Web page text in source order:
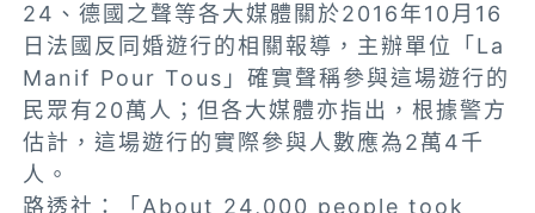
24、德國之聲等各大媒體關於2016年10月16
日法國反同婚遊行的相關報導，主辦單位「La
Manif Pour Tous」確實聲稱參與這場遊行的
民眾有20萬人；但各大媒體亦指出，根據警方
估計，這場遊行的實際參與人數應為2萬4千
人。
路透社：「About 24,000 people took